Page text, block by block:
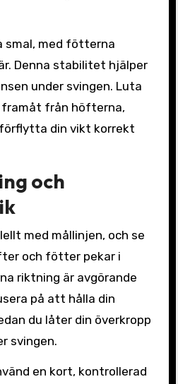
smal, med fötterna
Denna stabilitet hjälper
under svingen. Luta
från höfterna,
din vikt korrekt
och
med mållinjen, och se
och fötter pekar i
riktning är avgörande
på att hålla din
du låter din överkropp
svingen.
en kort, kontrollerad